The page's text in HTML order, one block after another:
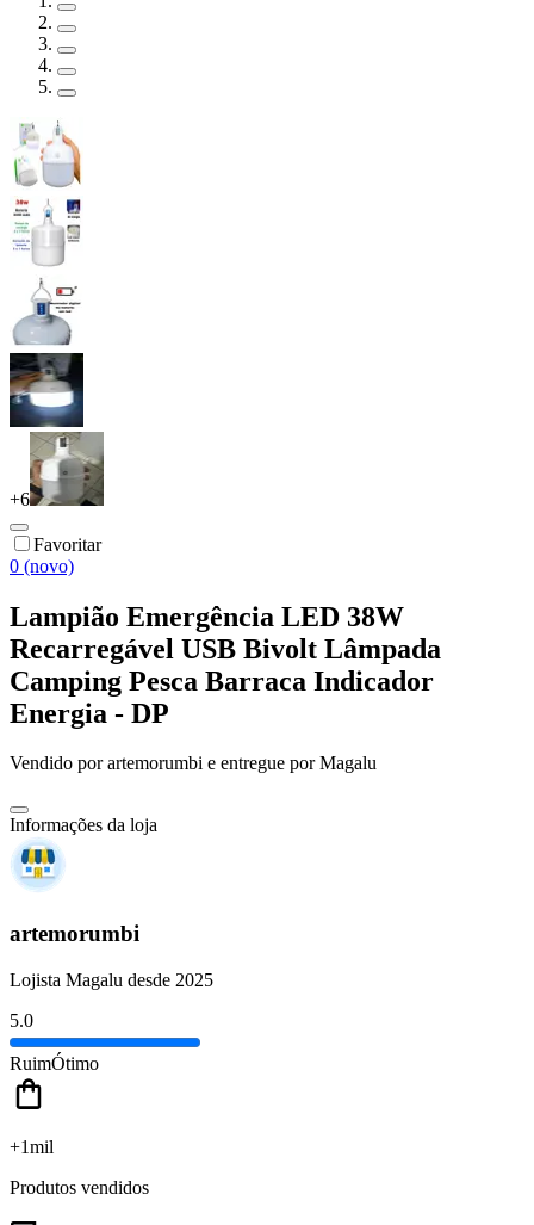
+6
Favoritar
0 (novo)
Lampião Emergência LED 38W
Recarregável USB Bivolt Lâmpada
Camping Pesca Barraca Indicador
Energia - DP
Vendido porartemorumbi e entregue por Magalu
Informações da loja
artemorumbi
Lojista Magalu desde 2025
5.0
RuimÓtimo
+1mil
Produtos vendidos